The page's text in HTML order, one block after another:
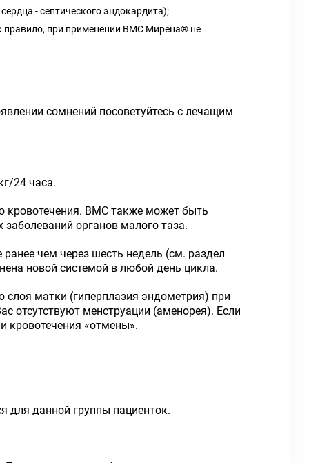
- септического эндокардита);
правило, при применении ВМС Мирена® не
сомнений посоветуйтесь с лечащим
24 часа.
кровотечения. ВМС также может быть
органов малого таза.
чем через шесть недель (см. раздел
новой системой в любой день цикла.
матки (гиперплазия эндометрия) при
отсутствуют менструации (аменорея). Если
кровотечения «отмены».
для данной группы пациенток.